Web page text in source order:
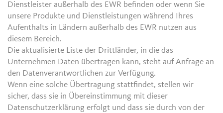
Dienstleister außerhalb des EWR befinden oder wenn Sie
unsere Produkte und Dienstleistungen während Ihres
Aufenthalts in Ländern außerhalb des EWR nutzen aus
diesem Bereich.
Die aktualisierte Liste der Drittländer, in die das
Unternehmen Daten übertragen kann, steht auf Anfrage an
den Datenverantwortlichen zur Verfügung.
Wenn eine solche Übertragung stattfindet, stellen wir
sicher, dass sie in Übereinstimmung mit dieser
Datenschutzerklärung erfolgt und dass sie durch von der